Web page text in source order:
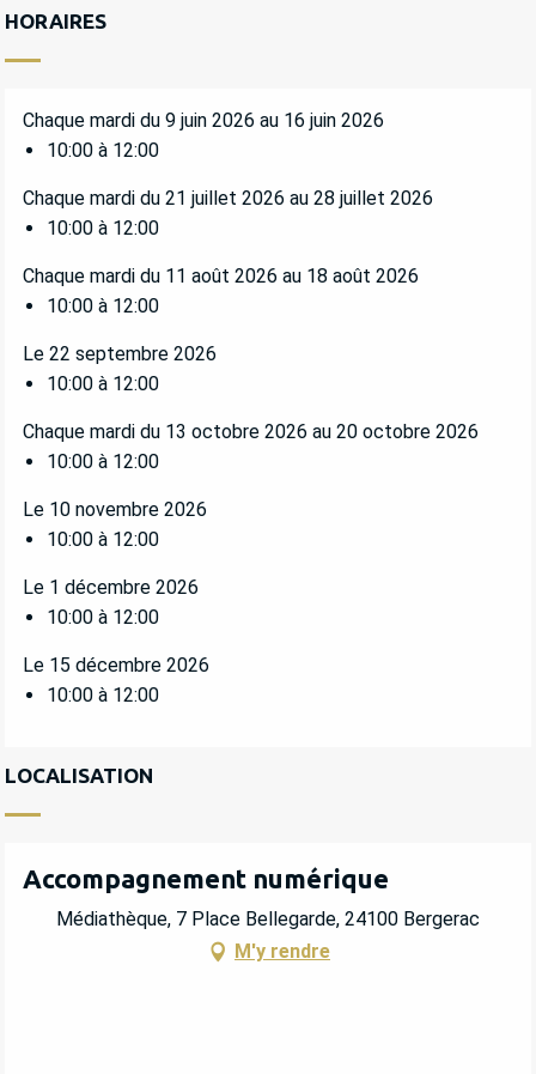
HORAIRES
Chaque mardi du 9 juin 2026 au 16 juin 2026
10:00 à 12:00
Chaque mardi du 21 juillet 2026 au 28 juillet 2026
10:00 à 12:00
Chaque mardi du 11 août 2026 au 18 août 2026
10:00 à 12:00
Le 22 septembre 2026
10:00 à 12:00
Chaque mardi du 13 octobre 2026 au 20 octobre 2026
10:00 à 12:00
Le 10 novembre 2026
10:00 à 12:00
Le 1 décembre 2026
10:00 à 12:00
Le 15 décembre 2026
10:00 à 12:00
LOCALISATION
Accompagnement numérique
Médiathèque, 7 Place Bellegarde, 24100 Bergerac
M'y rendre